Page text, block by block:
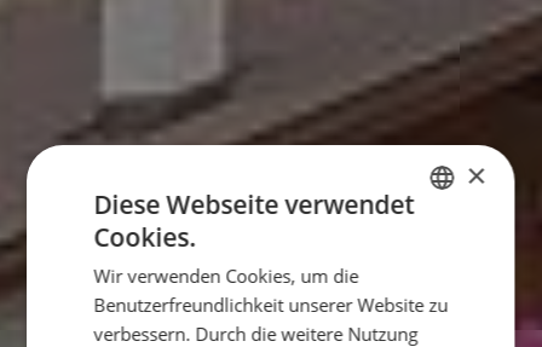
×
Diese Webseite verwendet
Cookies.
Wir verwenden Cookies, um die
Benutzerfreundlichkeit unserer Website zu
verbessern. Durch die weitere Nutzung